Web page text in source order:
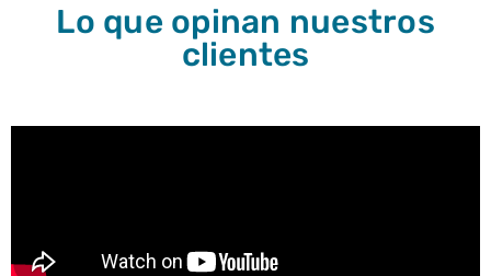
Lo que opinan nuestros
clientes